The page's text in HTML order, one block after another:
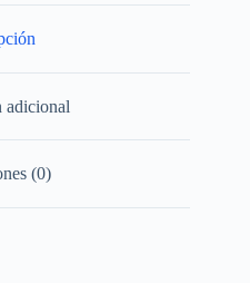
adicional
(0)